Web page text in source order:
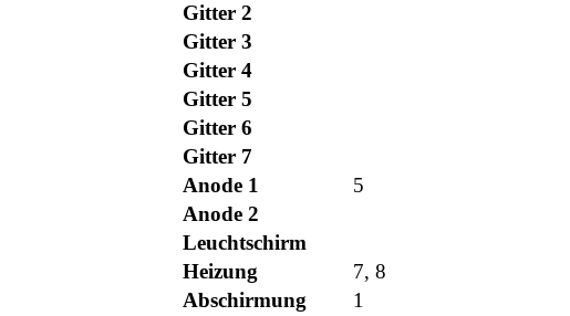
Gitter 2
Gitter 3
Gitter 4
Gitter 5
Gitter 6
Gitter 7
Anode 1
5
Anode 2
Leuchtschirm
Heizung
7, 8
Abschirmung
1